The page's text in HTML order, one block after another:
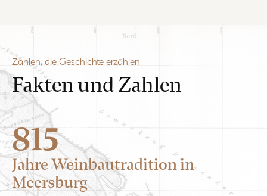
Zahlen, die Geschichte erzählen
Fakten und Zahlen
815
Jahre Weinbautradition in
Meersburg